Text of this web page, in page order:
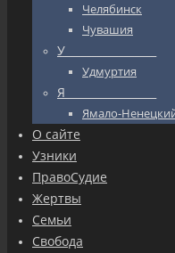
Челябинск
Чувашия
У_________________
Удмуртия
Я_________________
Ямало-
О сайте
Узники
ПравоСудие
Жертвы
Семьи
Свобода